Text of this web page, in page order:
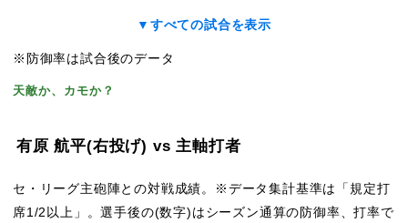
▼すべての試合を表示
※防御率は試合後のデータ
天敵か、カモか？
有原 航平(右投げ) vs 主軸打者
セ・リーグ主砲陣との対戦成績。※データ集計基準は「規定打
席1/2以上」。選手後の(数字)はシーズン通算の防御率、打率で